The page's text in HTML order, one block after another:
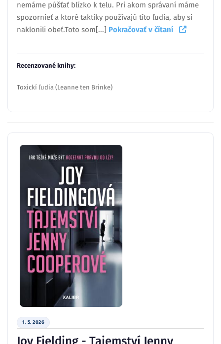
nemáme púšťať blízko k telu. Pri akom správaní máme
spozornieť a ktoré taktiky používajú títo ľudia, aby si
naklonili obeť.Toto som[...] Pokračovať v čítaní
Recenzované knihy:
Toxickí ľudia (Leanne ten Brinke)
1. 5. 2026
Joy Fielding - Tajemství Jenny